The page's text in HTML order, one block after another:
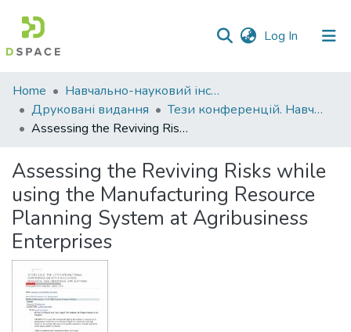
Log In (current)
Communities
&
Collections
Statistics
Home
Навчально-науковий інститут економіки, управління, права та інформаційних технологій
Друковані видання
Тези конференцій. Навчально-науковий інститут економіки, управління, права та інформаційних технологій
Assessing the Reviving Risks while using the Manufacturing Resource Planning System at Agribusiness Enterprises
Assessing the Reviving Risks while
using the Manufacturing Resource
Planning System at Agribusiness
Enterprises